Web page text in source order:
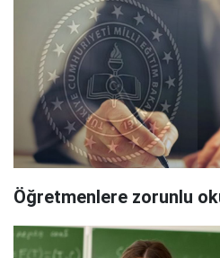
Öğretmenlere zorunlu